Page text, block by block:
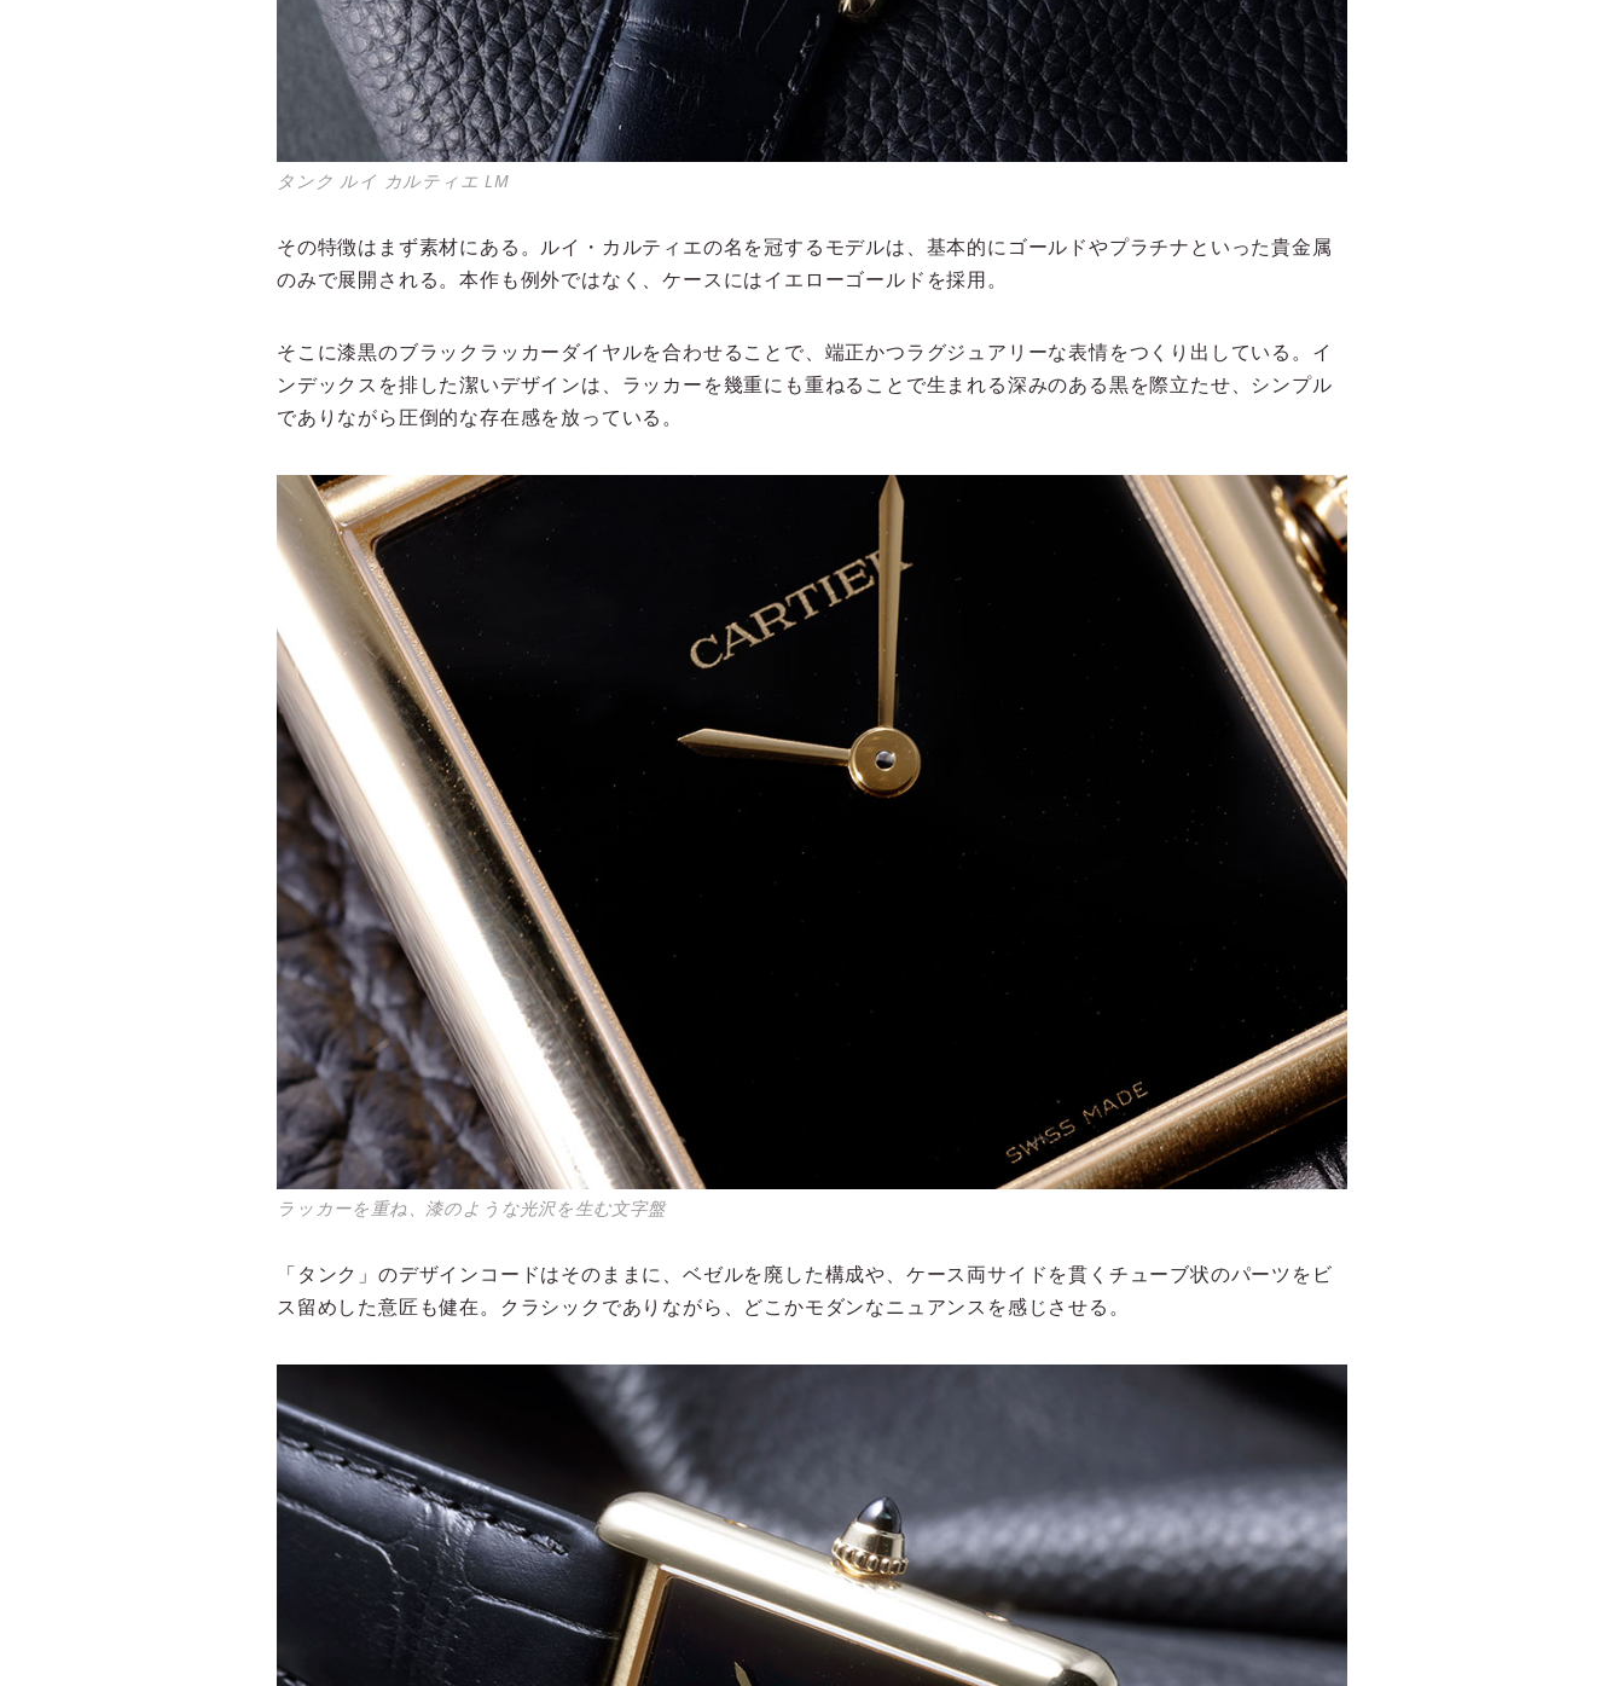
タンク ルイ カルティエ LM
その特徴はまず素材にある。ルイ・カルティエの名を冠するモデルは、基本的にゴールドやプラチナといった貴金属
のみで展開される。本作も例外ではなく、ケースにはイエローゴールドを採用。
そこに漆黒のブラックラッカーダイヤルを合わせることで、端正かつラグジュアリーな表情をつくり出している。イ
ンデックスを排した潔いデザインは、ラッカーを幾重にも重ねることで生まれる深みのある黒を際立たせ、シンプル
でありながら圧倒的な存在感を放っている。
ラッカーを重ね、漆のような光沢を生む文字盤
「タンク」のデザインコードはそのままに、ベゼルを廃した構成や、ケース両サイドを貫くチューブ状のパーツをビ
ス留めした意匠も健在。クラシックでありながら、どこかモダンなニュアンスを感じさせる。